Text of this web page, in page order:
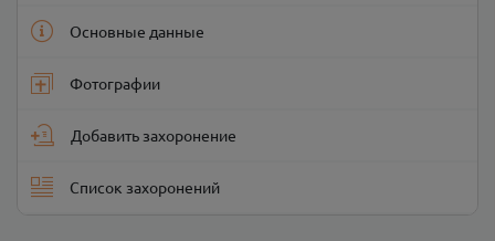
Основные данные
Фотографии
Добавить захоронение
Список захоронений